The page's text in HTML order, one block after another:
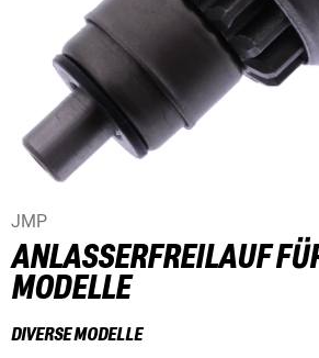
JMP
ANLASSERFREILAUF
MODELLE
DIVERSE MODELLE